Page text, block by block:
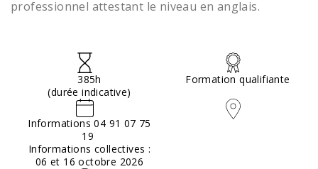
professionnel attestant le niveau en anglais.
385h
(durée indicative)
Formation qualifiante
Informations 04 91 07 75
19
Informations collectives :
06 et 16 octobre 2026